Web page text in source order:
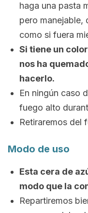
haga una pasta
pero manejable,
como si fuera
Si tiene un
nos ha
hacerlo.
En ningún caso
fuego alto
Retiraremos del
Modo de uso
Esta cera de
modo que la
Repartiremos